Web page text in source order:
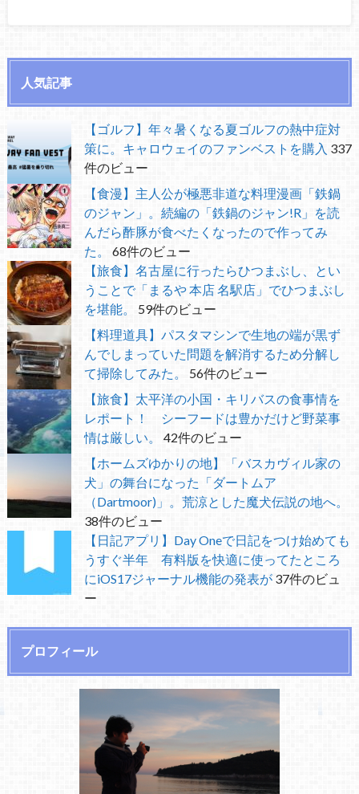
人気記事
【ゴルフ】年々暑くなる夏ゴルフの熱中症対
策に。キャロウェイのファンベストを購入 337
件のビュー
【食漫】主人公が極悪非道な料理漫画「鉄鍋
のジャン」。続編の「鉄鍋のジャン!R」を読
んだら酢豚が食べたくなったので作ってみ
た。
68件のビュー
【旅食】名古屋に行ったらひつまぶし、とい
うことで「まるや 本店 名駅店」でひつまぶし
を堪能。
59件のビュー
【料理道具】パスタマシンで生地の端が黒ず
んでしまっていた問題を解消するため分解し
て掃除してみた。
56件のビュー
【旅食】太平洋の小国・キリバスの食事情を
レポート！ シーフードは豊かだけど野菜事
情は厳しい。
42件のビュー
【ホームズゆかりの地】「バスカヴィル家の
犬」の舞台になった「ダートムア
（Dartmoor)」。荒涼とした魔犬伝説の地へ。
38件のビュー
【日記アプリ】Day Oneで日記をつけ始めても
うすぐ半年 有料版を快適に使ってたところ
にiOS17ジャーナル機能の発表が 37件のビュ
ー
プロフィール